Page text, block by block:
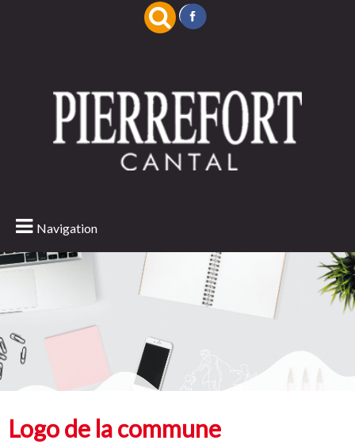
Navigation
Logo de la commune